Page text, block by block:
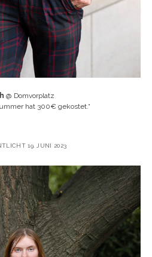
@ Domvorplatz
hat 300€ gekostet.“
19. JUNI 2023